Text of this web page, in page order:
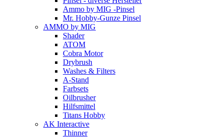
Ammo by MIG -Pinsel
Mr. Hobby-Gunze Pinsel
AMMO by MIG
Shader
ATOM
Cobra Motor
Drybrush
Washes & Filters
A-Stand
Farbsets
Oilbrusher
Hilfsmittel
Titans Hobby
AK Interactive
Thinner